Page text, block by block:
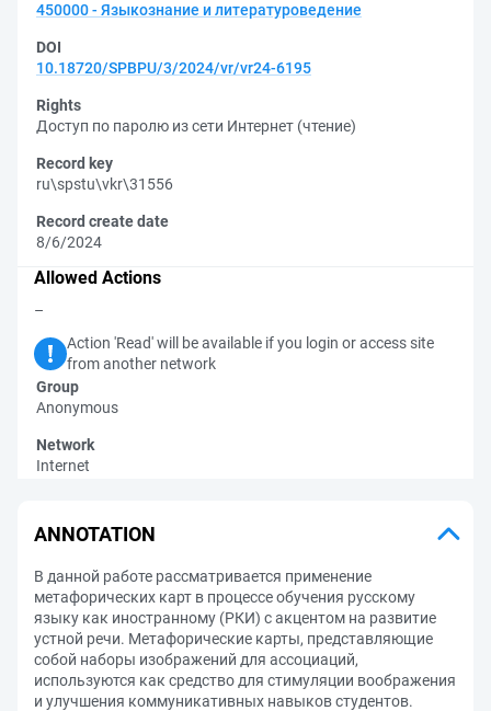
450000 - Языкознание и литературоведение
DOI
10.18720/SPBPU/3/2024/vr/vr24-6195
Rights
Доступ по паролю из сети Интернет (чтение)
Record key
ru\spstu\vkr\31556
Record create date
8/6/2024
Allowed Actions
–
Action 'Read' will be available if you login or access site
from another network
Group
Anonymous
Network
Internet
ANNOTATION
В данной работе рассматривается применение
метафорических карт в процессе обучения русскому
языку как иностранному (РКИ) с акцентом на развитие
устной речи. Метафорические карты, представляющие
собой наборы изображений для ассоциаций,
используются как средство для стимуляции воображения
и улучшения коммуникативных навыков студентов.